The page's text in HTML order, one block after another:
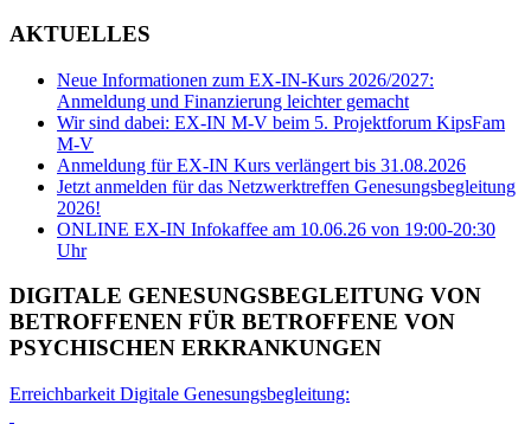
AKTUELLES
Neue Informationen zum EX-IN-Kurs 2026/2027:
Anmeldung und Finanzierung leichter gemacht
Wir sind dabei: EX-IN M-V beim 5. Projektforum KipsFam
M-V
Anmeldung für EX-IN Kurs verlängert bis 31.08.2026
Jetzt anmelden für das Netzwerktreffen Genesungsbegleitung
2026!
ONLINE EX-IN Infokaffee am 10.06.26 von 19:00-20:30
Uhr
DIGITALE GENESUNGSBEGLEITUNG VON
BETROFFENEN FÜR BETROFFENE VON
PSYCHISCHEN ERKRANKUNGEN
Erreichbarkeit Digitale Genesungsbegleitung: